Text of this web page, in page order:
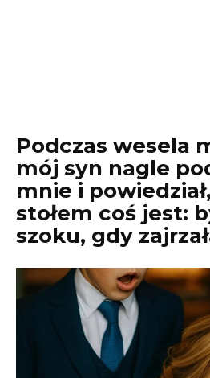
Podczas wesela
mój syn nagle
mnie i
stołem coś jest:
szoku, gdy